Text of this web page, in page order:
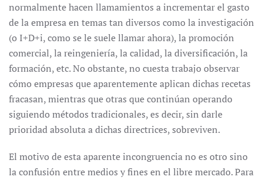
normalmente hacen llamamientos a incrementar el gasto
de la empresa en temas tan diversos como la investigación
(o I+D+i, como se le suele llamar ahora), la promoción
comercial, la reingeniería, la calidad, la diversificación, la
formación, etc. No obstante, no cuesta trabajo observar
cómo empresas que aparentemente aplican dichas recetas
fracasan, mientras que otras que continúan operando
siguiendo métodos tradicionales, es decir, sin darle
prioridad absoluta a dichas directrices, sobreviven.
El motivo de esta aparente incongruencia no es otro sino
la confusión entre medios y fines en el libre mercado. Para